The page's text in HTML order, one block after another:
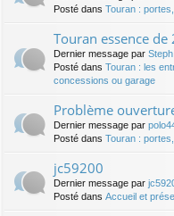
Posté dans Touran :
Touran essence
Dernier message par
Posté dans Touran : les
concessions ou garage
Problème
Dernier message par
Posté dans Touran :
jc59200
Dernier message par
Posté dans Accueil et